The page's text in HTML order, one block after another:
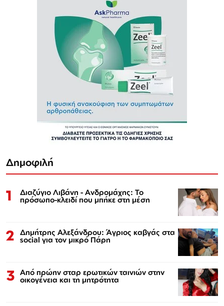
Δημοφιλή
1 Διαζύγιο Λιβάνη - Ανδρομάχης: Το
πρόσωπο-κλειδί που μπήκε στη μέση
2 Δημήτρης Αλεξάνδρου: Άγριος καβγάς στα
social για τον μικρό Πάρη
3 Από πρώην σταρ ερωτικών ταινιών στην
οικογένεια και τη μητρότητα